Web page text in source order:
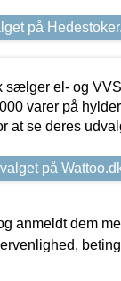
på
sælger el- og
varer på
at se deres
på
anmeldt dem